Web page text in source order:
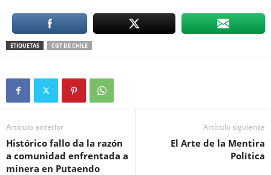
ETIQUETAS CGT DE CHILE
Artículo anterior
Histórico fallo da la razón
a comunidad enfrentada a
minera en Putaendo
Artículo siguiente
El Arte de la Mentira
Política